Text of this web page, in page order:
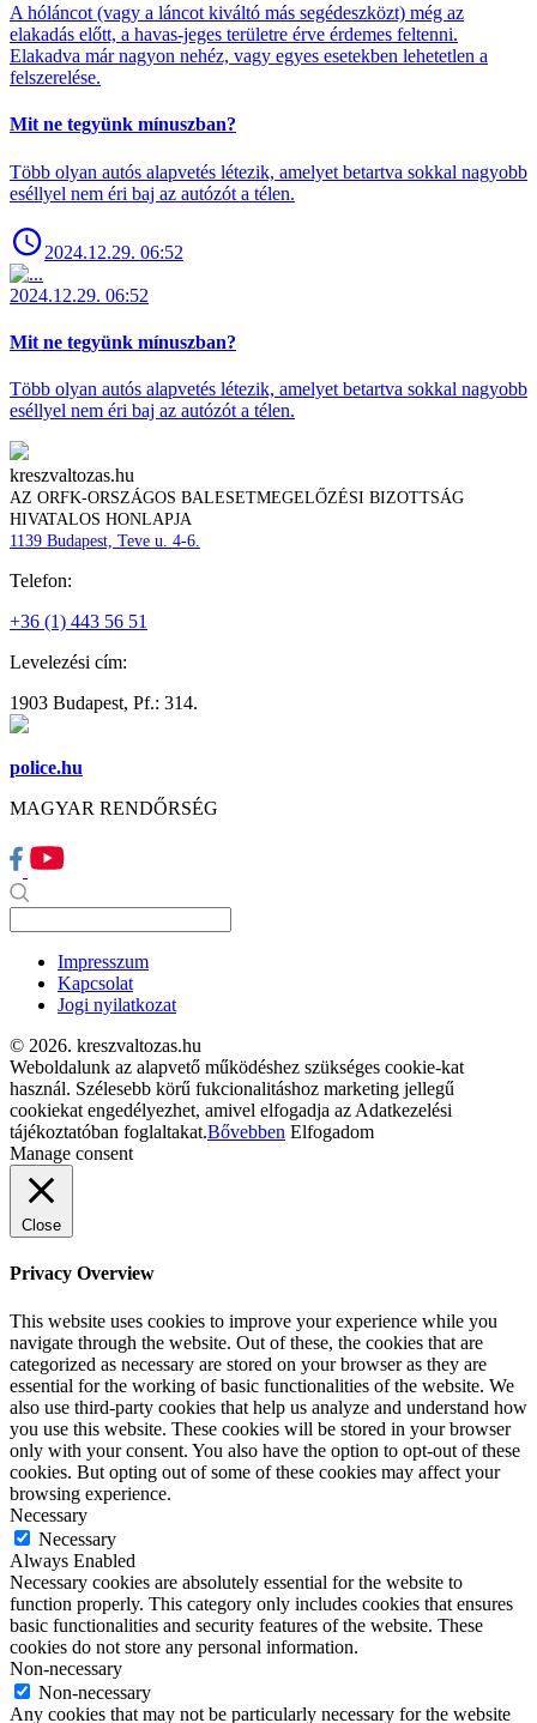
A hóláncot (vagy a láncot kiváltó más segédeszközt) még az
elakadás előtt, a havas-jeges területre érve érdemes feltenni.
Elakadva már nagyon nehéz, vagy egyes esetekben lehetetlen a
felszerelése.
Mit ne tegyünk mínuszban?
Több olyan autós alapvetés létezik, amelyet betartva sokkal nagyobb
eséllyel nem éri baj az autózót a télen.
2024.12.29. 06:52
2024.12.29. 06:52
Mit ne tegyünk mínuszban?
Több olyan autós alapvetés létezik, amelyet betartva sokkal nagyobb
eséllyel nem éri baj az autózót a télen.
kreszvaltozas.hu
AZ ORFK-ORSZÁGOS BALESETMEGELŐZÉSI BIZOTTSÁG
HIVATALOS HONLAPJA
1139 Budapest, Teve u. 4-6.
Telefon:
+36 (1) 443 56 51
Levelezési cím:
1903 Budapest, Pf.: 314.
police.hu
MAGYAR RENDŐRSÉG
Impresszum
Kapcsolat
Jogi nyilatkozat
© 2026. kreszvaltozas.hu
Weboldalunk az alapvető működéshez szükséges cookie-kat
használ. Szélesebb körű fukcionalitáshoz marketing jellegű
cookiekat engedélyezhet, amivel elfogadja az Adatkezelési
tájékoztatóban foglaltakat.Bővebben Elfogadom
Manage consent
Close
Privacy Overview
This website uses cookies to improve your experience while you
navigate through the website. Out of these, the cookies that are
categorized as necessary are stored on your browser as they are
essential for the working of basic functionalities of the website. We
also use third-party cookies that help us analyze and understand how
you use this website. These cookies will be stored in your browser
only with your consent. You also have the option to opt-out of these
cookies. But opting out of some of these cookies may affect your
browsing experience.
Necessary
Necessary
Always Enabled
Necessary cookies are absolutely essential for the website to
function properly. This category only includes cookies that ensures
basic functionalities and security features of the website. These
cookies do not store any personal information.
Non-necessary
Non-necessary
Any cookies that may not be particularly necessary for the website